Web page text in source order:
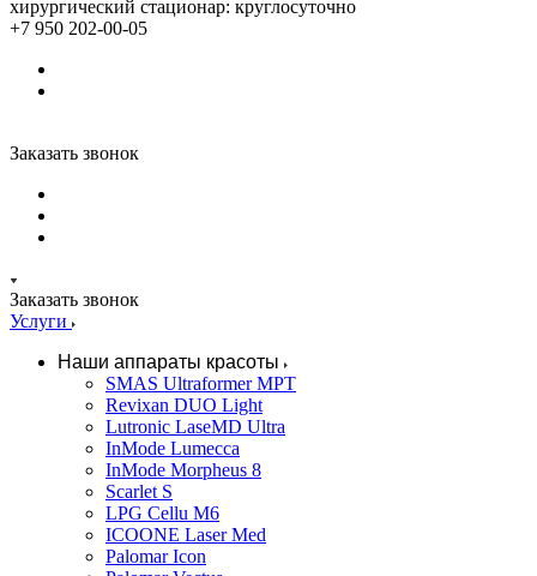
хирургический стационар: круглосуточно
+7 950 202-00-05
Заказать звонок
Заказать звонок
Услуги
Наши аппараты красоты
SMAS Ultraformer MPT
Revixan DUO Light
Lutronic LaseMD Ultra
InMode Lumecca
InMode Morpheus 8
Scarlet S
LPG Cellu M6
ICOONE Laser Med
Palomar Icon